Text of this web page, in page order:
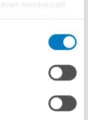
bereitgestellt